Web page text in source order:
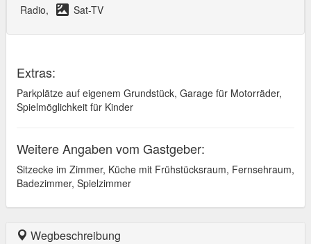
Radio, satellite Sat-TV
Extras:
Parkplätze auf eigenem Grundstück, Garage für Motorräder,
Spielmöglichkeit für Kinder
Weitere Angaben vom Gastgeber:
Sitzecke im Zimmer, Küche mit Frühstücksraum, Fernsehraum,
Badezimmer, Spielzimmer
Wegbeschreibung